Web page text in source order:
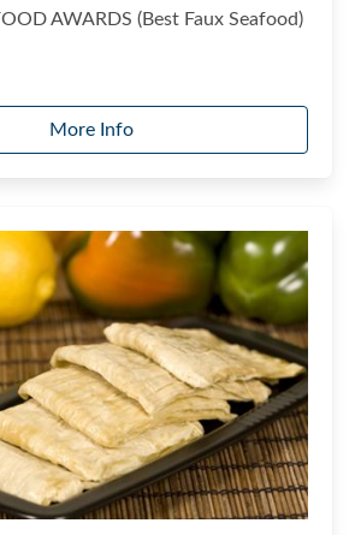
AWARDS (Best Faux Seafood)
More Info